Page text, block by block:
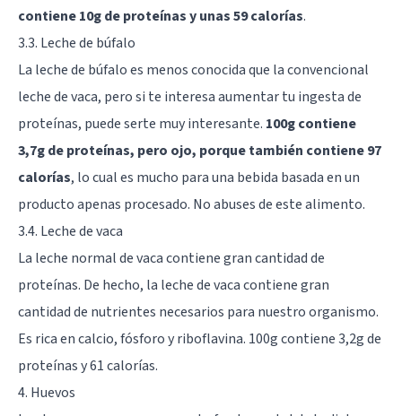
contiene 10g de proteínas y unas 59 calorías.
3.3. Leche de búfalo
La leche de búfalo es menos conocida que la convencional
leche de vaca, pero si te interesa aumentar tu ingesta de
proteínas, puede serte muy interesante. 100g contiene
3,7g de proteínas, pero ojo, porque también contiene 97
calorías, lo cual es mucho para una bebida basada en un
producto apenas procesado. No abuses de este alimento.
3.4. Leche de vaca
La leche normal de vaca contiene gran cantidad de
proteínas. De hecho, la leche de vaca contiene gran
cantidad de nutrientes necesarios para nuestro organismo.
Es rica en calcio, fósforo y riboflavina. 100g contiene 3,2g de
proteínas y 61 calorías.
4. Huevos